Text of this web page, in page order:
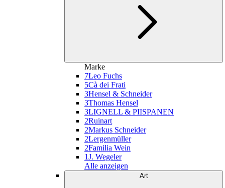
Marke
7Leo Fuchs
5Cà dei Frati
3Hensel & Schneider
3Thomas Hensel
3LIGNELL & PIISPANEN
2Ruinart
2Markus Schneider
2Lergenmüller
2Familia Wein
1J. Wegeler
Alle anzeigen
Art